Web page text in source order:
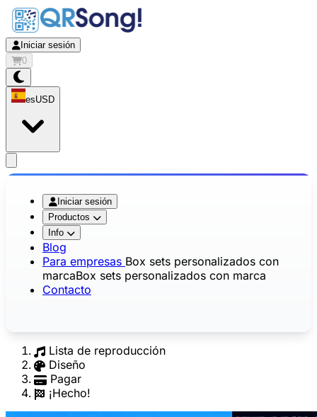
Iniciar sesión
0
esUSD
Iniciar sesión
Productos
Info
Blog
Para empresas Box sets personalizados con
marcaBox sets personalizados con marca
Contacto
Lista de reproducción
Diseño
Pagar
¡Hecho!